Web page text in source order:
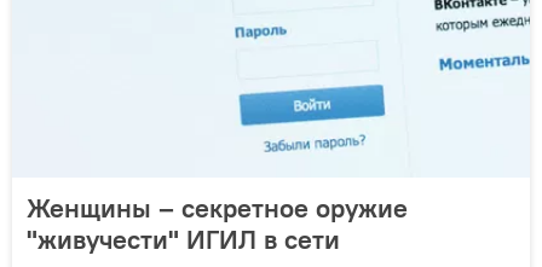
Женщины – секретное оружие
"живучести" ИГИЛ в сети